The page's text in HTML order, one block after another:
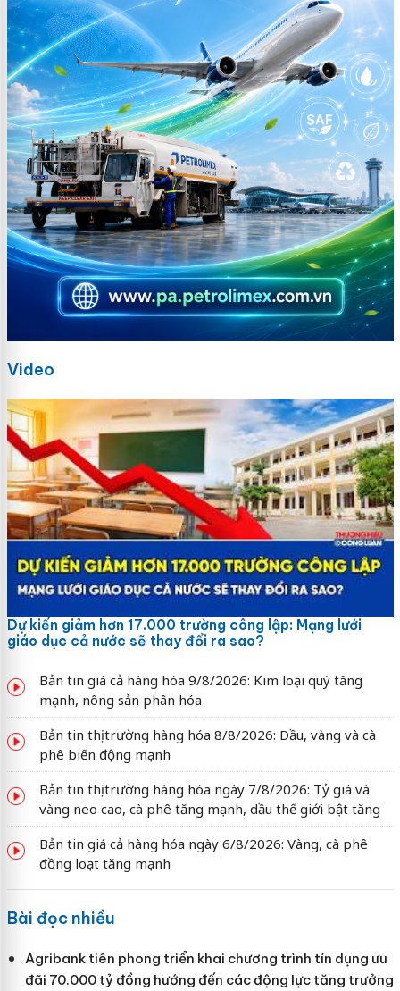
Video
Dự kiến giảm hơn 17.000 trường công lập: Mạng lưới
giáo dục cả nước sẽ thay đổi ra sao?
Bản tin giá cả hàng hóa 9/8/2026: Kim loại quý tăng
mạnh, nông sản phân hóa
Bản tin thị trường hàng hóa 8/8/2026: Dầu, vàng và cà
phê biến động mạnh
Bản tin thị trường hàng hóa ngày 7/8/2026: Tỷ giá và
vàng neo cao, cà phê tăng mạnh, dầu thế giới bật tăng
Bản tin giá cả hàng hóa ngày 6/8/2026: Vàng, cà phê
đồng loạt tăng mạnh
Bài đọc nhiều
Agribank tiên phong triển khai chương trình tín dụng ưu
đãi 70.000 tỷ đồng hướng đến các động lực tăng trưởng